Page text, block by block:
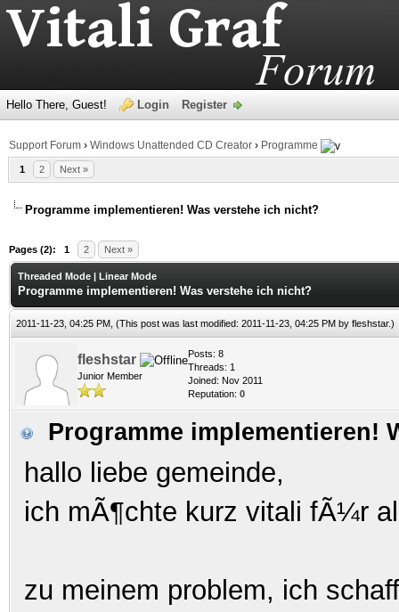
Hello There, Guest! Login Register
Support Forum › Windows Unattended CD Creator › Programme
1 2 Next »
Programme implementieren! Was verstehe ich nicht?
Pages (2): 1 2 Next »
Threaded Mode | Linear Mode
Programme implementieren! Was verstehe ich nicht?
2011-11-23, 04:25 PM, (This post was last modified: 2011-11-23, 04:25 PM by fleshstar.)
fleshstar
Junior Member
Posts: 8
Threads: 1
Joined: Nov 2011
Reputation: 0
Programme implementieren!
hallo liebe gemeinde,
ich mÃ¶chte kurz vitali fÃ¼r
zu meinem problem, ich